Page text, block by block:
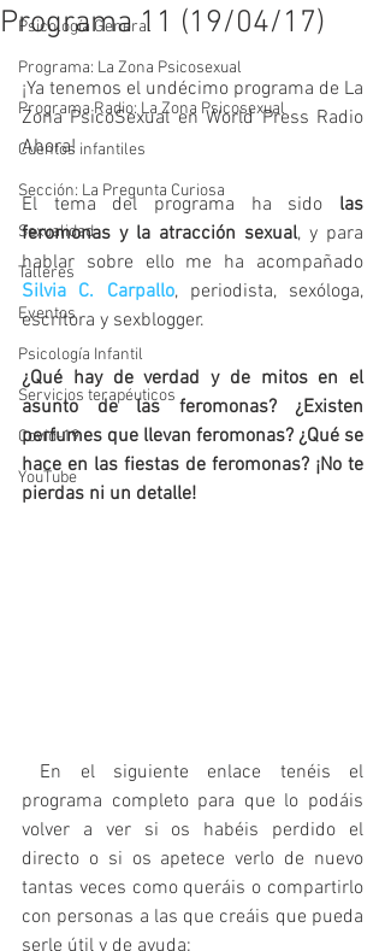
Psicología General
Programa: La Zona Psicosexual
Programa Radio: La Zona Psicosexual
Cuentos infantiles
Sección: La Pregunta Curiosa
Sexualidad
Talleres
Eventos
Psicología Infantil
Servicios terapéuticos
Covid-19
YouTube
Programa 11 (19/04/17)
¡Ya tenemos el undécimo programa de La
Zona PsicoSexual en World Press Radio
Ahora!
El tema del programa ha sido las
feromonas y la atracción sexual, y para
Silvia C. Carpallo, periodista, sexóloga,
escritora y sexblogger.
¿Qué hay de verdad y de mitos en el
asunto de las feromonas? ¿Existen
perfumes que llevan feromonas? ¿Qué se
hace en las fiestas de feromonas? ¡No te
pierdas ni un detalle!
programa completo para que lo podáis
volver a ver si os habéis perdido el
directo o si os apetece verlo de nuevo
tantas veces como queráis o compartirlo
con personas a las que creáis que pueda